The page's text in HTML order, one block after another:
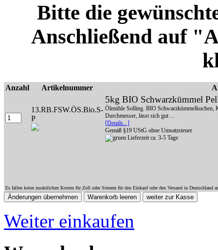
Bitte die
Anschließend auf
Anzahl Artikelnummer
13.RB.FSW.ÖS.Bio.S-
P
5kg BIO Schwarzkümmel
Ölmühle Solling. BIO Schwarzkümmelkuchen,
Durchmesser, lässt sich gut ...
[Details...]
Gemäß §19 UStG ohne Umsatzsteuer
Lieferzeit ca. 3-5 Tage
Es fallen keine zusätzlichen Kosten für Zoll oder Steuern für den Einkauf oder den Versand in Deutschland
Weiter einkaufen